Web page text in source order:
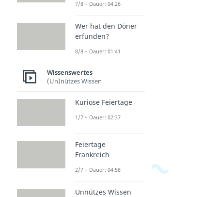
7/8 – Dauer: 04:26
Wer hat den Döner
erfunden?
8/8 – Dauer: 01:41
Wissenswertes
(Un)nützes Wissen
Kuriose Feiertage
1/7 – Dauer: 02:37
Feiertage
Frankreich
2/7 – Dauer: 04:58
Unnützes Wissen